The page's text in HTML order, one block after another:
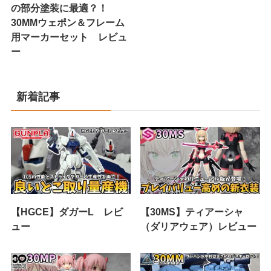
の部分塗装に最適？！
30MMウェポン＆フレーム
用マーカーセット レビュ
ー
新着記事
【HGCE】ダガーL レビ
ュー
【30MS】ティアーシャ
（ダリアウェア）レビュー